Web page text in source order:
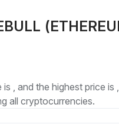
, and the highest price is
all cryptocurrencies.